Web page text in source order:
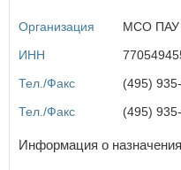
Калужская область
Карачаево-Черкесская
Кемеровская область
Костромская область
Красноярский край
Организация
МСО ПАУ
ИНН
Тел./Факс
(495)
Тел./Факс
(495)
Информация о
Не запоминать меня